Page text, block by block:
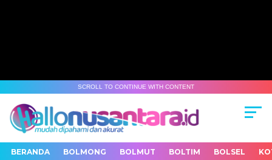
SCROLL TO CONTINUE WITH CONTENT
BERANDA BOLMONG BOLMUT BOLTIM BOLSEL